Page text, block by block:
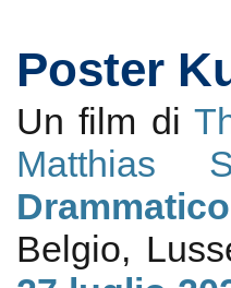
Poster
Un film di
Matthias
Drammatico
Belgio,